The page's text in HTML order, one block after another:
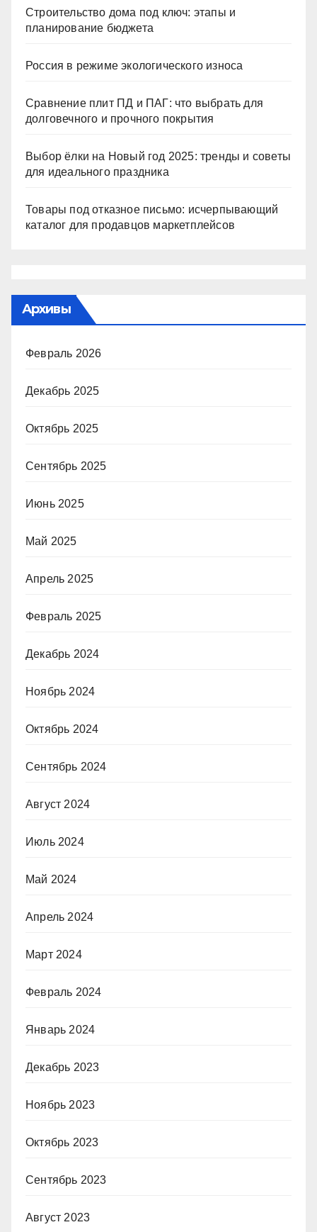
Строительство дома под ключ: этапы и
планирование бюджета
Россия в режиме экологического износа
Сравнение плит ПД и ПАГ: что выбрать для
долговечного и прочного покрытия
Выбор ёлки на Новый год 2025: тренды и советы
для идеального праздника
Товары под отказное письмо: исчерпывающий
каталог для продавцов маркетплейсов
Архивы
Февраль 2026
Декабрь 2025
Октябрь 2025
Сентябрь 2025
Июнь 2025
Май 2025
Апрель 2025
Февраль 2025
Декабрь 2024
Ноябрь 2024
Октябрь 2024
Сентябрь 2024
Август 2024
Июль 2024
Май 2024
Апрель 2024
Март 2024
Февраль 2024
Январь 2024
Декабрь 2023
Ноябрь 2023
Октябрь 2023
Сентябрь 2023
Август 2023